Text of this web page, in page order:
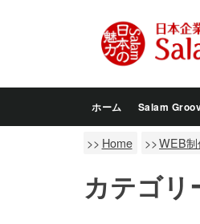
ホーム Salam
Home WEB
カテゴリ